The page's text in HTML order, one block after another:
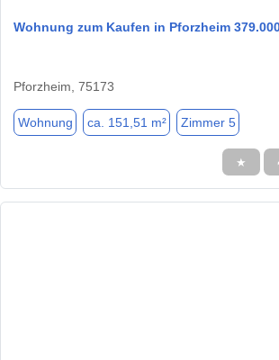
Wohnung zum Kaufen in Pforzheim
Pforzheim, 75173
Wohnung ca. 151,51 m² Zimmer 5
★